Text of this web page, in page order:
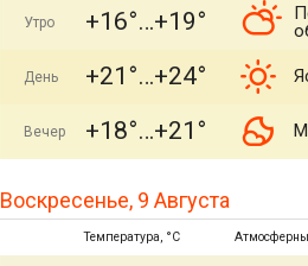
Утро +16° +19°
День +21° +24°
Вечер +18° +21°
Воскресенье, 9 Августа
Температура, °C